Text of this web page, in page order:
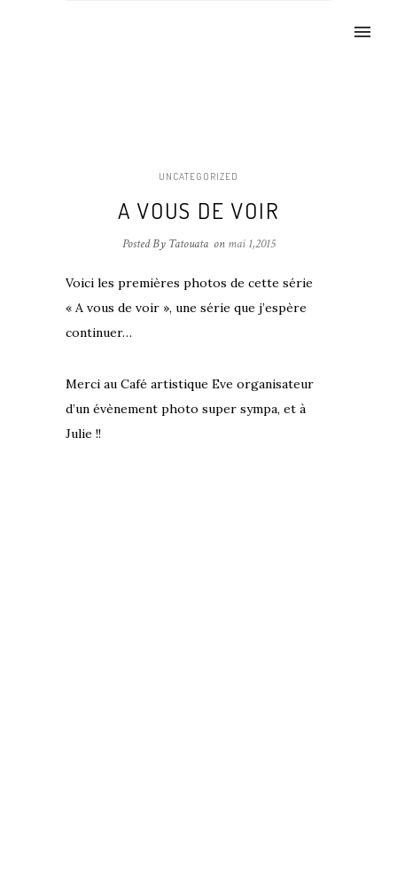
UNCATEGORIZED
A VOUS DE VOIR
Posted By Tatouata on mai 1,2015
Voici les premières photos de cette série
« A vous de voir », une série que j’espère
continuer…
Merci au Café artistique Eve organisateur
d’un évènement photo super sympa, et à
Julie !!